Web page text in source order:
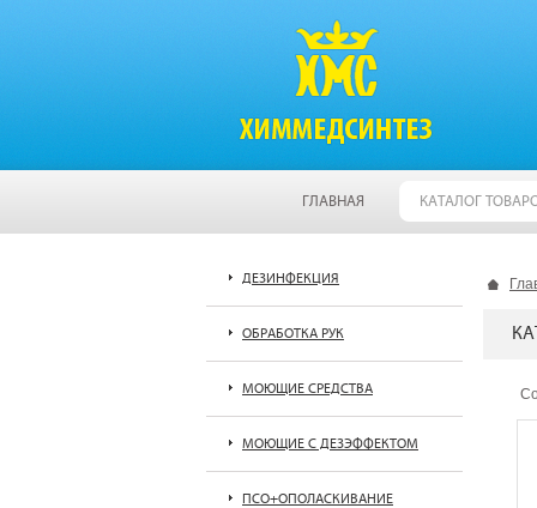
ГЛАВНАЯ КАТАЛОГ
ДЕЗИНФЕКЦИЯ
ОБРАБОТКА РУК
МОЮЩИЕ СРЕДСТВА
МОЮЩИЕ С ДЕЗЭФФЕКТОМ
ПСО+ОПОЛАСКИВАНИЕ